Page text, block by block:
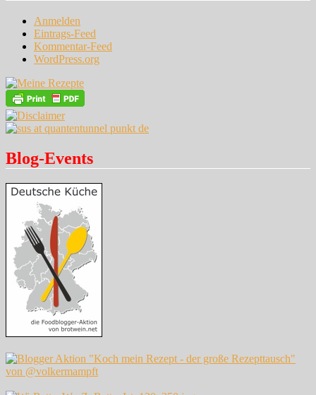
Anmelden
Eintrags-Feed
Kommentar-Feed
WordPress.org
Blog-Events